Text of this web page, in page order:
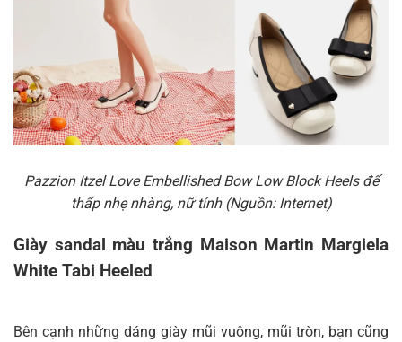
Pazzion Itzel Love Embellished Bow Low Block Heels đế
thấp nhẹ nhàng, nữ tính (Nguồn: Internet)
Giày sandal màu trắng Maison Martin Margiela
White Tabi Heeled
Bên cạnh những dáng giày mũi vuông, mũi tròn, bạn cũng